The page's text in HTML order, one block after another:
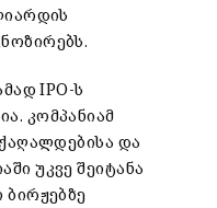
IPO-ს
კომპანიამ
და
უკვე შეიტანა
ბირჟებზე